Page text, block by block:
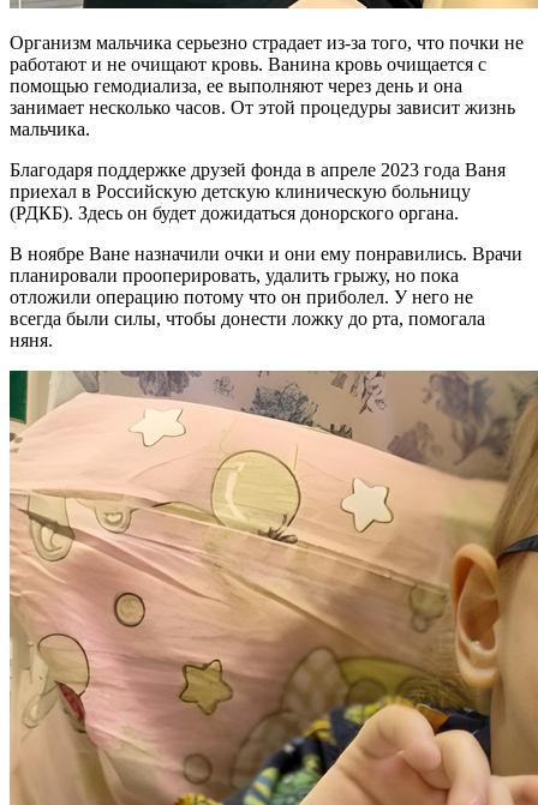
Организм мальчика серьезно страдает из-за того, что почки не
работают и не очищают кровь. Ванина кровь очищается с
помощью гемодиализа, ее выполняют через день и она
занимает несколько часов. От этой процедуры зависит жизнь
мальчика.
Благодаря поддержке друзей фонда в апреле 2023 года Ваня
приехал в Российскую детскую клиническую больницу
(РДКБ). Здесь он будет дожидаться донорского органа.
В ноябре Ване назначили очки и они ему понравились. Врачи
планировали прооперировать, удалить грыжу, но пока
отложили операцию потому что он приболел. У него не
всегда были силы, чтобы донести ложку до рта, помогала
няня.